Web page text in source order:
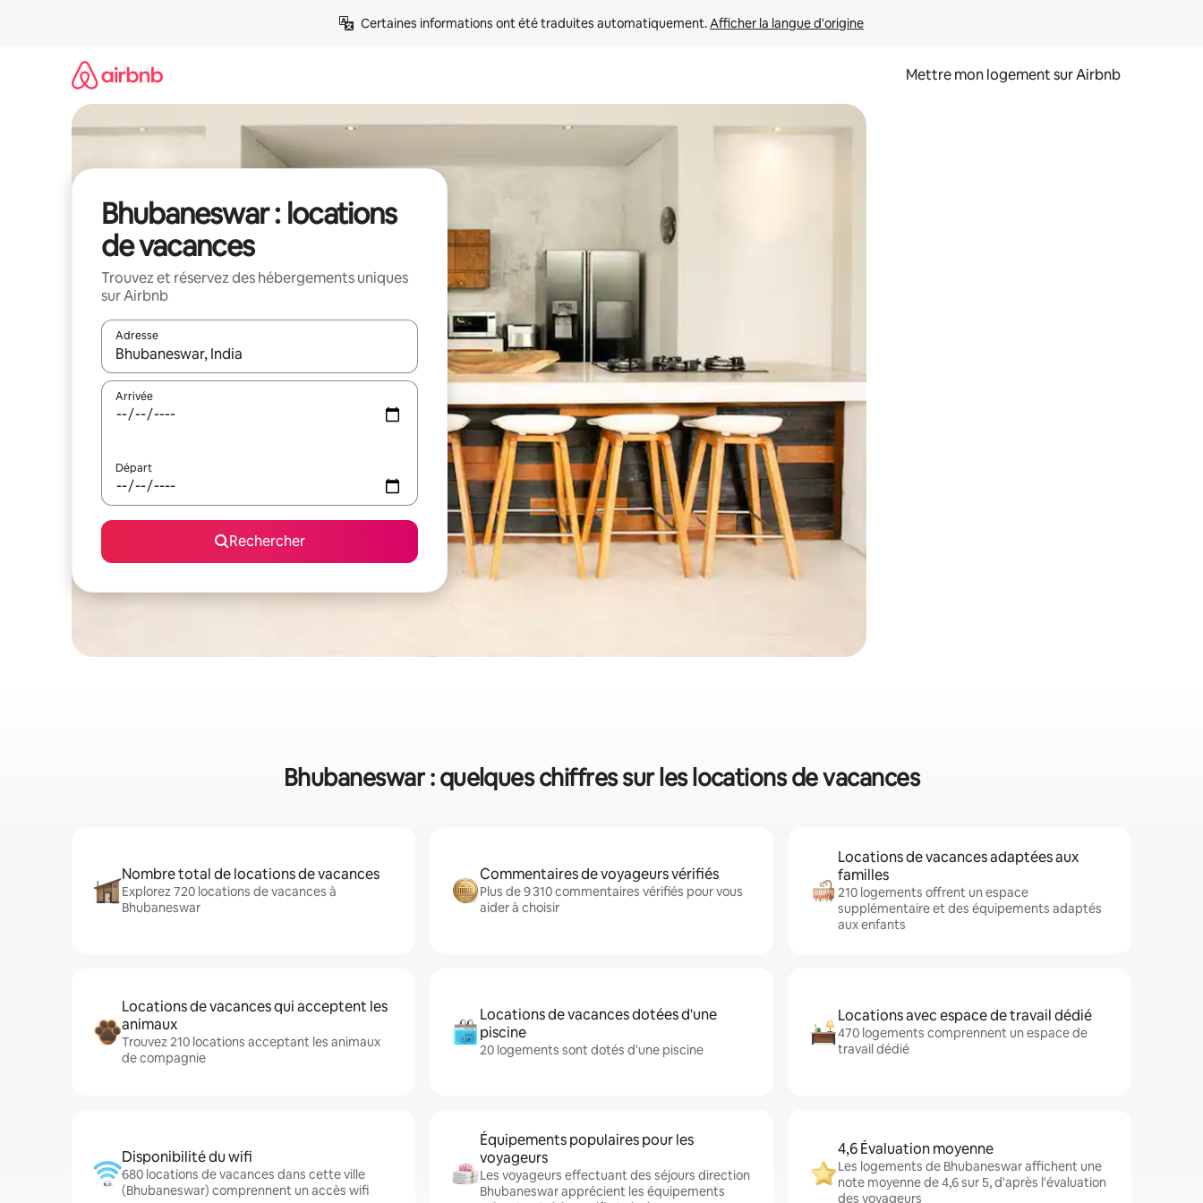
Certaines informations ont été traduites automatiquement. Afficher la langue d'origine
Mettre mon logement sur Airbnb
Bhubaneswar : locations
de vacances
Trouvez et réservez des hébergements uniques
sur Airbnb
Adresse
Lorsque les résultats s'affichent, utilisez les flèches vers le haut et vers le bas pour les parcourir ou en appuyant et en faisant glisser.
Arrivée
Départ
Rechercher
Bhubaneswar : quelques chiffres sur les locations de vacances
Nombre total de locations de vacances
Explorez 720 locations de vacances à
Bhubaneswar
Commentaires de voyageurs vérifiés
Plus de 9 310 commentaires vérifiés pour vous
aider à choisir
Locations de vacances adaptées aux
familles
210 logements offrent un espace
supplémentaire et des équipements adaptés
aux enfants
Locations de vacances qui acceptent les
animaux
Trouvez 210 locations acceptant les animaux
de compagnie
Locations de vacances dotées d'une
piscine
20 logements sont dotés d'une piscine
Locations avec espace de travail dédié
470 logements comprennent un espace de
travail dédié
Disponibilité du wifi
680 locations de vacances dans cette ville
(Bhubaneswar) comprennent un accès wifi
Équipements populaires pour les
voyageurs
Les voyageurs effectuant des séjours direction
Bhubaneswar apprécient les équipements
4,6 Évaluation moyenne
Les logements de Bhubaneswar affichent une
note moyenne de 4,6 sur 5, d'après l'évaluation
des voyageurs